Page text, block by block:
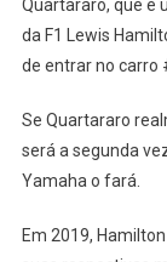
Quartararo, que é
da F1 Lewis
de entrar no carro
Se Quartararo
será a segunda
Yamaha o fará.
Em 2019,